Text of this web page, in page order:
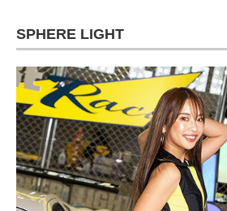
SPHERE LIGHT